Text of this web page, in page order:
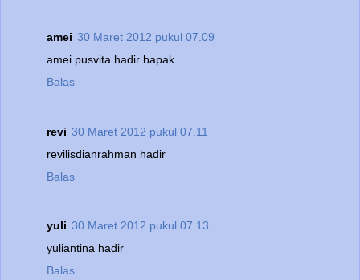
amei 30 Maret 2012 pukul 07.09
amei pusvita hadir bapak
Balas
revi 30 Maret 2012 pukul 07.11
revilisdianrahman hadir
Balas
yuli 30 Maret 2012 pukul 07.13
yuliantina hadir
Balas